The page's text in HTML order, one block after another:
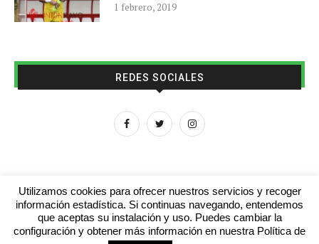
1 febrero, 2019
REDES SOCIALES
Aviso legal Contacto Colabora con nosotros
Utilizamos cookies para ofrecer nuestros servicios y recoger
información estadística. Si continuas navegando, entendemos
que aceptas su instalación y uso. Puedes cambiar la
configuración y obtener más información en nuestra Política de